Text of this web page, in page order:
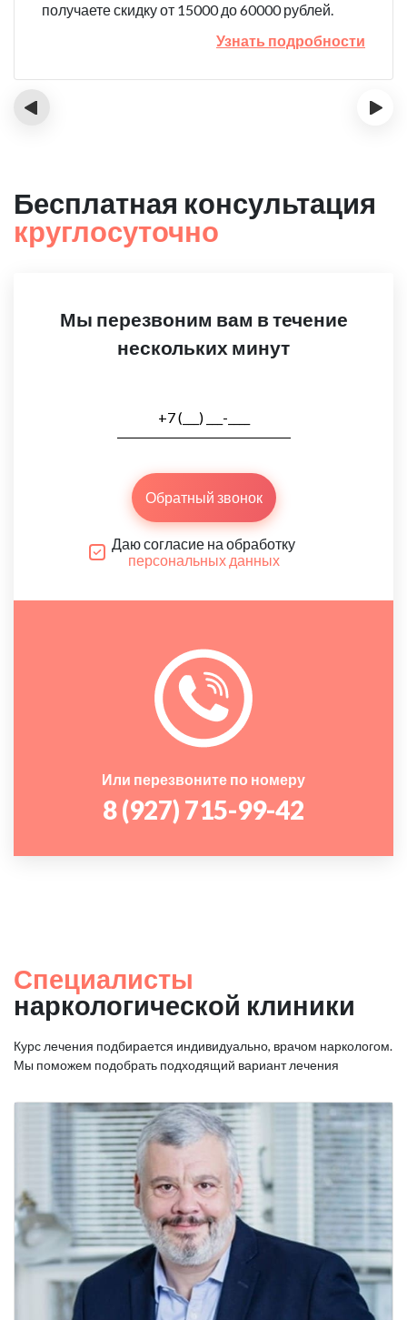
получаете скидку от 15000 до 60000 рублей.
Узнать подробности
‹ ›
Бесплатная консультация
круглосуточно
Мы перезвоним вам в течение
нескольких минут
Обратный звонок
Даю согласие на обработку
персональных данных
Или перезвоните по номеру
8 (927) 715-99-42
Специалисты
наркологической клиники
Курс лечения подбирается индивидуально, врачом наркологом.
Мы поможем подобрать подходящий вариант лечения